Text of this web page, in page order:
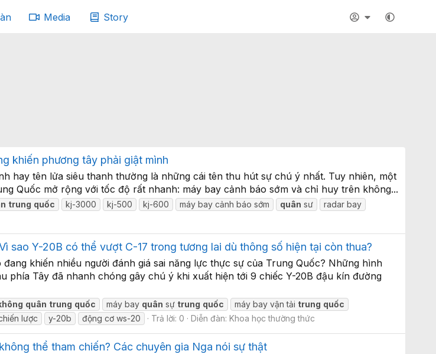
Media Story
khiến phương tây phải giật mình
hay tên lửa siêu thanh thường là những cái tên thu hút sự chú ý nhất. Tuy nhiên, một
Quốc mở rộng với tốc độ rất nhanh: máy bay cảnh báo sớm và chỉ huy trên không...
trung quốc kj-3000 kj-500 kj-600 máy bay cảnh báo sớm quân sư
radar bay
sao Y-20B có thể vượt C-17 trong tương lai dù thông số hiện tại còn thua?
khiến nhiều người đánh giá sai năng lực thực sự của Trung Quốc? Những hình
phía Tây đã nhanh chóng gây chú ý khi xuất hiện tới 9 chiếc Y-20B đậu kín đường
quân trung quốc máy bay quân sự trung quốc máy bay vận tải trung quốc
lược y-20b động cơ ws-20 Trả lời: 0 Diễn đàn: Khoa học thường thức
thể tham chiến? Các chuyên gia Nga nói sự thật